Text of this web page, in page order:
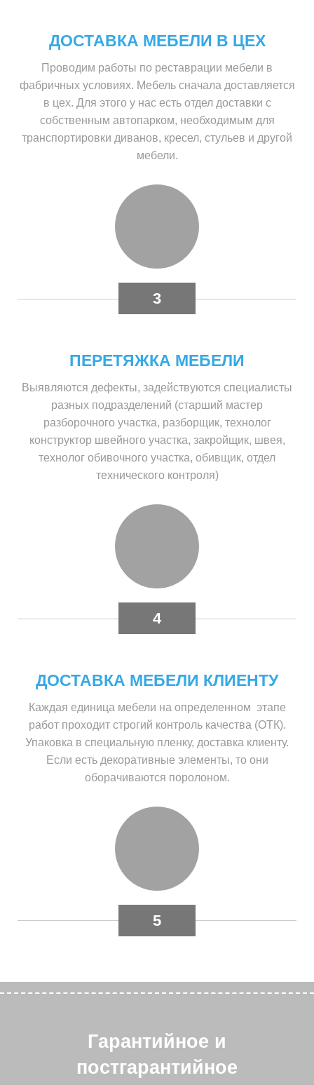
3
ДОСТАВКА МЕБЕЛИ В ЦЕХ
Проводим работы по реставрации мебели в
фабричных условиях. Мебель сначала доставляется
в цех. Для этого у нас есть отдел доставки с
собственным автопарком, необходимым для
транспортировки диванов, кресел, стульев и другой
мебели.
4
ПЕРЕТЯЖКА МЕБЕЛИ
Выявляются дефекты, задействуются специалисты
разных подразделений (старший мастер
разборочного участка, разборщик, технолог
конструктор швейного участка, закройщик, швея,
технолог обивочного участка, обивщик, отдел
технического контроля)
5
ДОСТАВКА МЕБЕЛИ КЛИЕНТУ
Каждая единица мебели на определенном этапе
работ проходит строгий контроль качества (ОТК).
Упаковка в специальную пленку, доставка клиенту.
Если есть декоративные элементы, то они
оборачиваются поролоном.
Гарантийное и
постгарантийное